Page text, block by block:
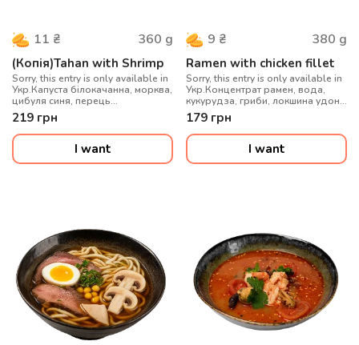
11 ₴ 360 g
(Копія)Tahan with Shrimp
Sorry, this entry is only available in
Укр.Капуста білокачанна, морква,
цибуля синя, перець
болгарський, гриби муер, сіль
китайська, рис варений, соус
WOK, цибуля зелена, кунжут мікс,
219 грн
I want
9 ₴ 380 g
Ramen with chicken fillet
Sorry, this entry is only available in
Укр.Концентрат рамен, вода,
кукурудза, гриби, локшина удон,
куряче філе, кунжут, яйце
перепелине, цибуля зелена
179 грн
I want